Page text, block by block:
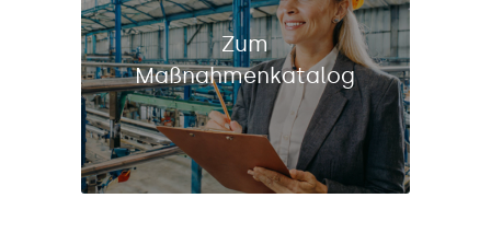
Zum
Maßnahmenkatalog